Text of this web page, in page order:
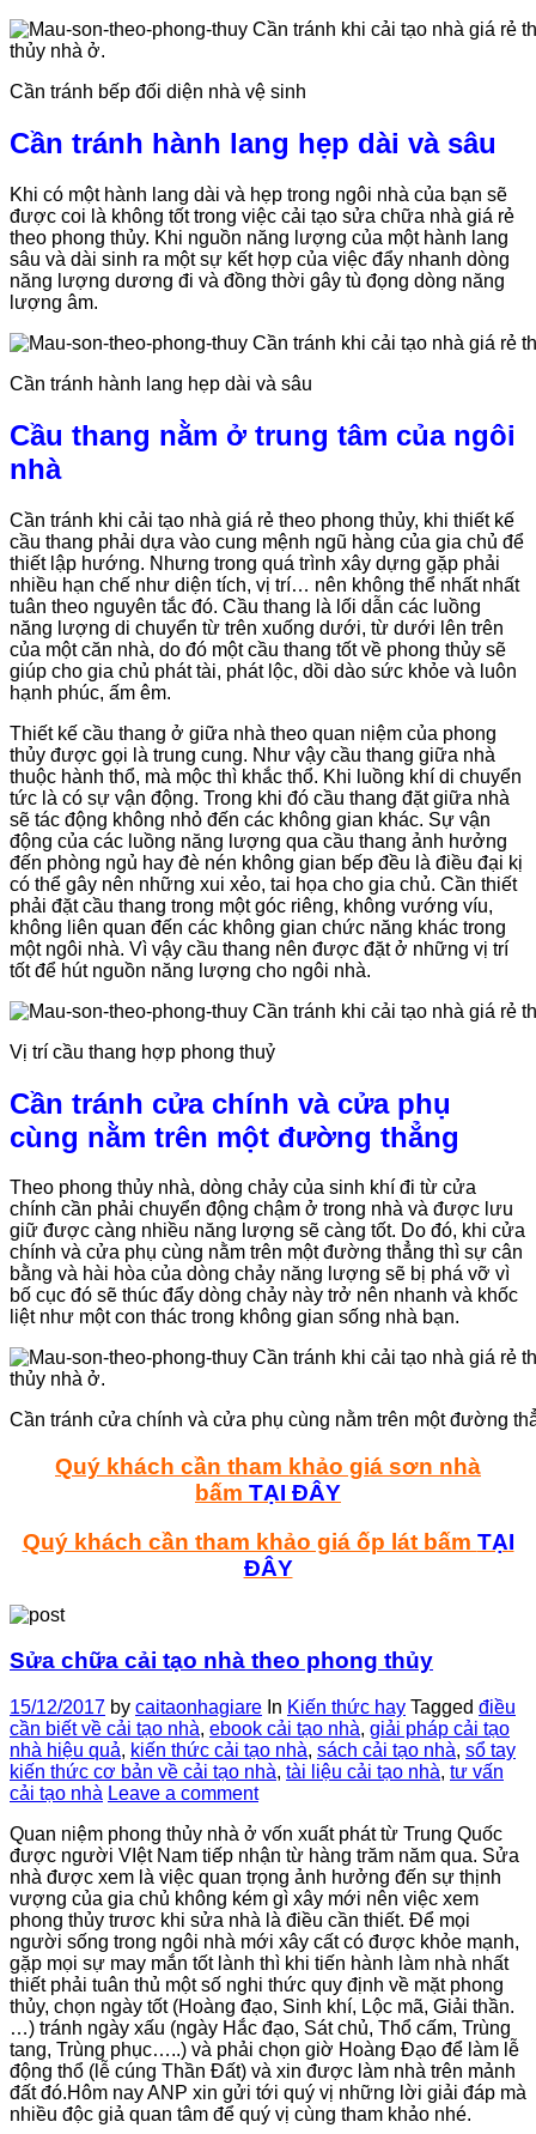
Cần tránh bếp đối diện nhà vệ sinh
Cần tránh hành lang hẹp dài và sâu
Khi có một hành lang dài và hẹp trong ngôi nhà của bạn sẽ
được coi là không tốt trong việc cải tạo sửa chữa nhà giá rẻ
theo phong thủy. Khi nguồn năng lượng của một hành lang
sâu và dài sinh ra một sự kết hợp của việc đẩy nhanh dòng
năng lượng dương đi và đồng thời gây tù đọng dòng năng
lượng âm.
Cần tránh hành lang hẹp dài và sâu
Cầu thang nằm ở trung tâm của ngôi
nhà
Cần tránh khi cải tạo nhà giá rẻ theo phong thủy, khi thiết kế
cầu thang phải dựa vào cung mệnh ngũ hàng của gia chủ để
thiết lập hướng. Nhưng trong quá trình xây dựng gặp phải
nhiều hạn chế như diện tích, vị trí… nên không thể nhất nhất
tuân theo nguyên tắc đó. Cầu thang là lối dẫn các luồng
năng lượng di chuyển từ trên xuống dưới, từ dưới lên trên
của một căn nhà, do đó một cầu thang tốt về phong thủy sẽ
giúp cho gia chủ phát tài, phát lộc, dồi dào sức khỏe và luôn
hạnh phúc, ấm êm.
Thiết kế cầu thang ở giữa nhà theo quan niệm của phong
thủy được gọi là trung cung. Như vậy cầu thang giữa nhà
thuộc hành thổ, mà mộc thì khắc thổ. Khi luồng khí di chuyển
tức là có sự vận động. Trong khi đó cầu thang đặt giữa nhà
sẽ tác động không nhỏ đến các không gian khác. Sự vận
động của các luồng năng lượng qua cầu thang ảnh hưởng
đến phòng ngủ hay đè nén không gian bếp đều là điều đại kị
có thể gây nên những xui xẻo, tai họa cho gia chủ. Cần thiết
phải đặt cầu thang trong một góc riêng, không vướng víu,
không liên quan đến các không gian chức năng khác trong
một ngôi nhà. Vì vậy cầu thang nên được đặt ở những vị trí
tốt để hút nguồn năng lượng cho ngôi nhà.
Vị trí cầu thang hợp phong thuỷ
Cần tránh cửa chính và cửa phụ
cùng nằm trên một đường thẳng
Theo phong thủy nhà, dòng chảy của sinh khí đi từ cửa
chính cần phải chuyển động chậm ở trong nhà và được lưu
giữ được càng nhiều năng lượng sẽ càng tốt. Do đó, khi cửa
chính và cửa phụ cùng nằm trên một đường thẳng thì sự cân
bằng và hài hòa của dòng chảy năng lượng sẽ bị phá vỡ vì
bố cục đó sẽ thúc đẩy dòng chảy này trở nên nhanh và khốc
liệt như một con thác trong không gian sống nhà bạn.
Cần tránh cửa chính và cửa phụ cùng nằm trên một đường
Quý khách cần tham khảo giá sơn nhà
bấm TẠI ĐÂY
Quý khách cần tham khảo giá ốp lát bấm TẠI
ĐÂY
Sửa chữa cải tạo nhà theo phong thủy
15/12/2017 by caitaonhagiare In Kiến thức hay Tagged điều
cần biết về cải tạo nhà, ebook cải tạo nhà, giải pháp cải tạo
nhà hiệu quả, kiến thức cải tạo nhà, sách cải tạo nhà, sổ tay
kiến thức cơ bản về cải tạo nhà, tài liệu cải tạo nhà, tư vấn
cải tạo nhà Leave a comment
Quan niệm phong thủy nhà ở vốn xuất phát từ Trung Quốc
được người VIệt Nam tiếp nhận từ hàng trăm năm qua. Sửa
nhà được xem là việc quan trọng ảnh hưởng đến sự thịnh
vượng của gia chủ không kém gì xây mới nên việc xem
phong thủy trươc khi sửa nhà là điều cần thiết. Để mọi
người sống trong ngôi nhà mới xây cất có được khỏe mạnh,
gặp mọi sự may mắn tốt lành thì khi tiến hành làm nhà nhất
thiết phải tuân thủ một số nghi thức quy định về mặt phong
thủy, chọn ngày tốt (Hoàng đạo, Sinh khí, Lộc mã, Giải thần.
…) tránh ngày xấu (ngày Hắc đạo, Sát chủ, Thổ cấm, Trùng
tang, Trùng phục…..) và phải chọn giờ Hoàng Đạo để làm lễ
động thổ (lễ cúng Thần Đất) và xin được làm nhà trên mảnh
đất đó.Hôm nay ANP xin gửi tới quý vị những lời giải đáp mà
nhiều độc giả quan tâm để quý vị cùng tham khảo nhé.